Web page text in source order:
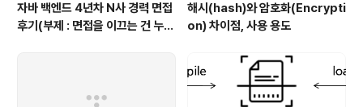
자바 백엔드 4년차 N사 경력 면접
후기(부제 : 면접을 이끄는 건 누구
해시(hash)와 암호화(Encrypti
on) 차이점, 사용 용도